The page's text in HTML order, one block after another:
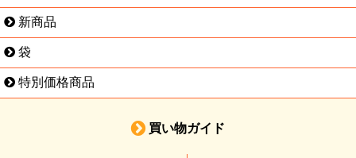
新商品
袋
特別価格商品
買い物ガイド